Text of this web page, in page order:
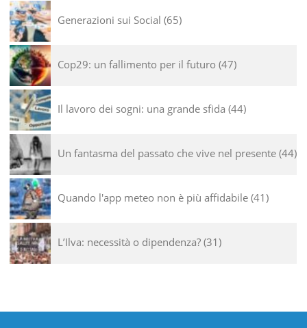
Generazioni sui Social 65
Cop29: un fallimento per il futuro 47
Il lavoro dei sogni: una grande sfida 44
Un fantasma del passato che vive nel presente 44
Quando l'app meteo non è più affidabile 41
L’Ilva: necessità o dipendenza? 31